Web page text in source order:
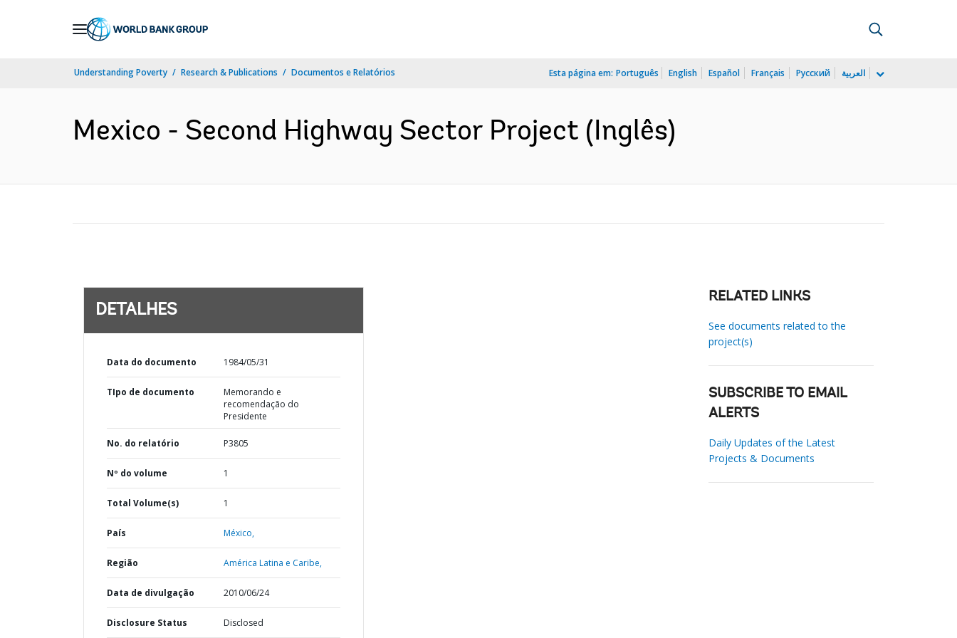
Understanding Poverty Research & Publications Documentos e Relatórios Esta página em: Português English Español Français Русский العربية
Mexico - Second Highway Sector Project (Inglês)
DETALHES
Data do documento 1984/05/31
TIpo de documento
Memorando e
recomendação do
Presidente
No. do relatório P3805
Nº do volume 1
Total Volume(s) 1
País México,
Região América Latina e Caribe,
Data de divulgação 2010/06/24
Disclosure Status Disclosed
RELATED LINKS
See documents related to the
project(s)
SUBSCRIBE TO EMAIL
ALERTS
Daily Updates of the Latest
Projects & Documents